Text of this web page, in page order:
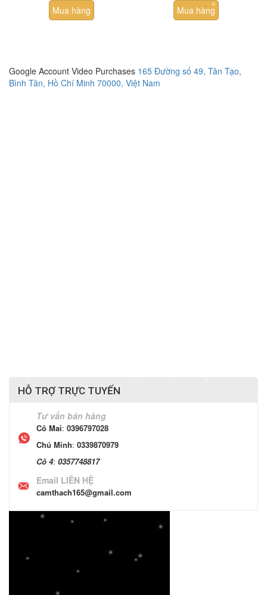
Mua hàng Mua hàng
Google Account Video Purchases 165 Đường số 49, Tân Tạo,
Bình Tân, Hồ Chí Minh 70000, Việt Nam
HỖ TRỢ TRỰC TUYẾN
Tư vấn bán hàng
Cô Mai: 0396797028
Chú Minh: 0339870979
Cô 4: 0357748817
Email LIÊN HỆ
camthach165@gmail.com